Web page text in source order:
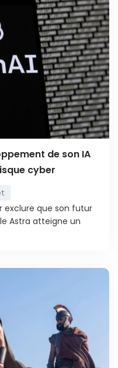
de son IA
cyber
exclure que son futur
Astra atteigne un